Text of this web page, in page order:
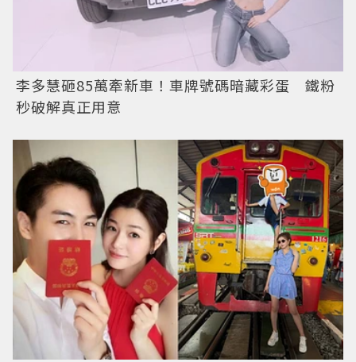
李多慧砸85萬牽新車！車牌號碼暗藏彩蛋 鐵粉
秒破解真正用意